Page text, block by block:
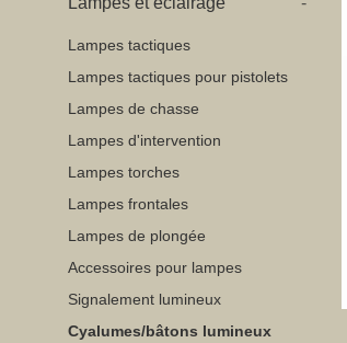
Lampes tactiques
Lampes tactiques pour pistolets
Lampes de chasse
Lampes d'intervention
Lampes torches
Lampes frontales
Lampes de plongée
Accessoires pour lampes
Signalement lumineux
Cyalumes/bâtons lumineux